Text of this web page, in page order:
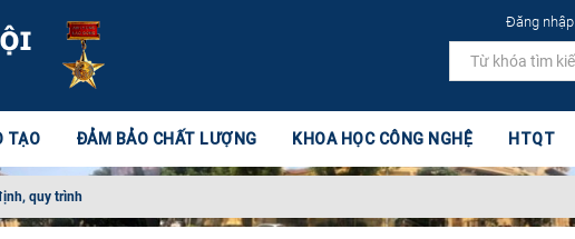
Đăng nhập
TẠO ĐẢM BẢO CHẤT LƯỢNG KHOA HỌC CÔNG NGHỆ HTQT
quy trình